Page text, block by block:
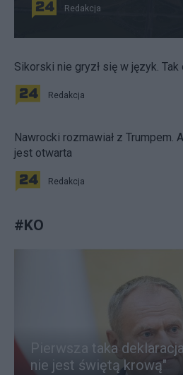
Redakcja
Sikorski nie gryzł się w język.
Redakcja
Nawrocki rozmawiał z Trumpem.
jest otwarta
Redakcja
#KO
Pierwsza taka
nie jest świętą krową"